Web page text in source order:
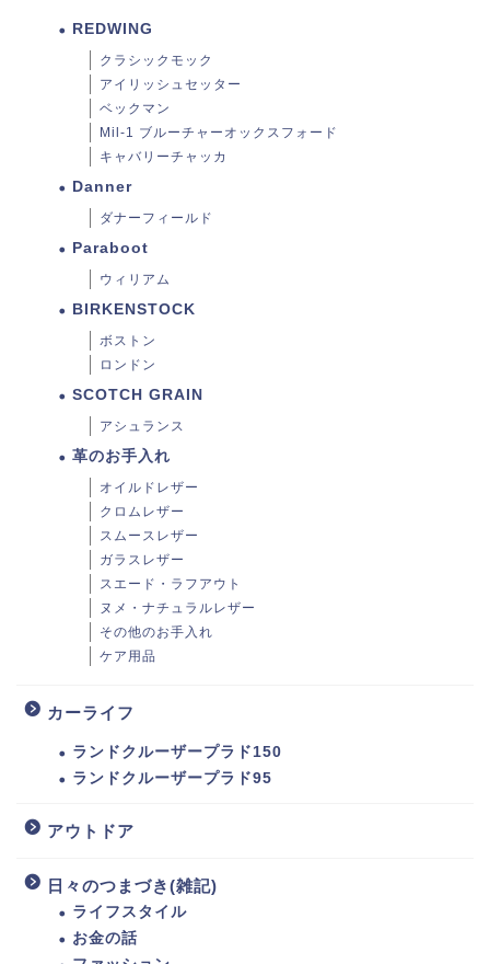
REDWING
クラシックモック
アイリッシュセッター
ベックマン
Mil-1 ブルーチャーオックスフォード
キャバリーチャッカ
Danner
ダナーフィールド
Paraboot
ウィリアム
BIRKENSTOCK
ボストン
ロンドン
SCOTCH GRAIN
アシュランス
革のお手入れ
オイルドレザー
クロムレザー
スムースレザー
ガラスレザー
スエード・ラフアウト
ヌメ・ナチュラルレザー
その他のお手入れ
ケア用品
カーライフ
ランドクルーザープラド150
ランドクルーザープラド95
アウトドア
日々のつまづき(雑記)
ライフスタイル
お金の話